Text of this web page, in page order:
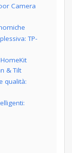
Camera
TP-
& Tilt
qualità: